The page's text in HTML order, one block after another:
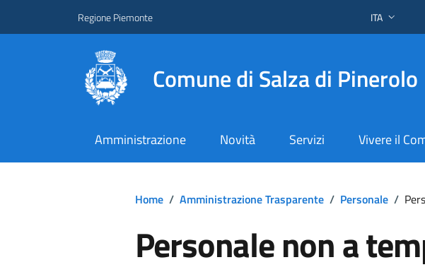
Regione Piemonte Lingua attiva:
ITA
Comune di Salza di Pinerolo
Amministrazione Novità Servizi Vivere il
Home / Amministrazione Trasparente / Personale /
Personale non a